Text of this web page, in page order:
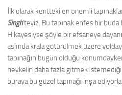
İlk olarak kentteki en önemli
Singh‘teyiz. Bu tapınak enfes bir
Hikayesiyse şöyle bir efsaneye
aslında krala götürülmek üzere
tapınağın bugün olduğu
heykelin daha fazla gitmek
buraya bu güzel tapınağı inşa